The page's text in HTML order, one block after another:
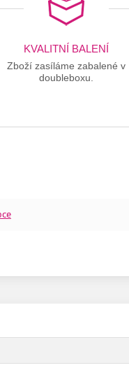
KVALITNÍ BALENÍ
Zboží zasíláme zabalené v
doubleboxu.